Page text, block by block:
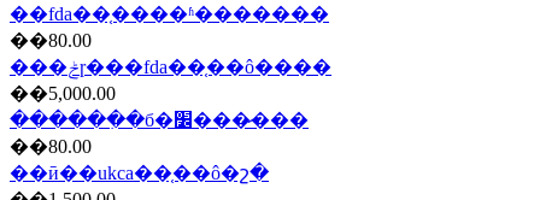
��fda��֤����ʱ�������
��80.00
���ݲɼ���fda��֤��ô����
��5,000.00
������ִ�б�׼���̷���
��80.00
��ӣ��ukca��֤��ô�շ�